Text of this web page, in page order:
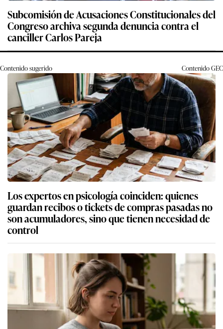
Subcomisión de Acusaciones Constitucionales del
Congreso archiva segunda denuncia contra el
canciller Carlos Pareja
Contenido sugerido ContenidoGEC
Los expertos en psicología coinciden: quienes
guardan recibos o tickets de compras pasadas no
son acumuladores, sino que tienen necesidad de
control